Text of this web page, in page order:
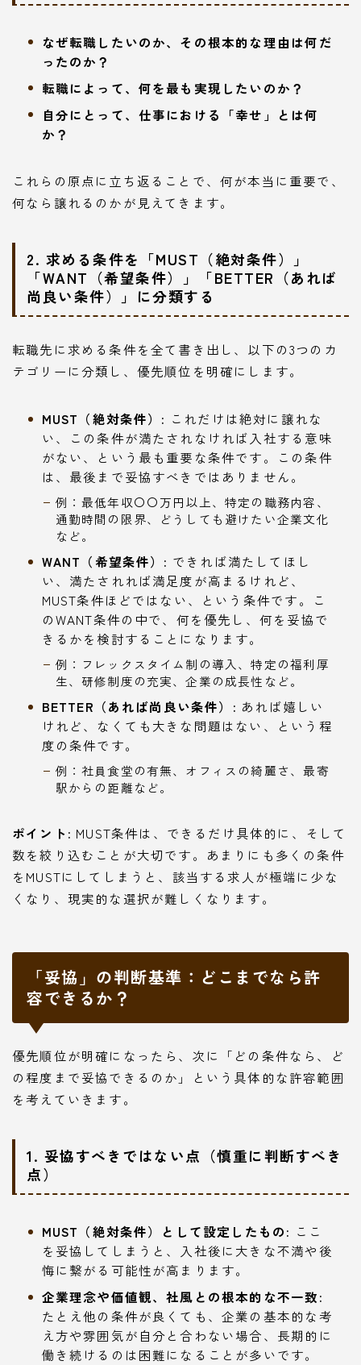
なぜ転職したいのか、その根本的な理由は何だ
ったのか？
転職によって、何を最も実現したいのか？
自分にとって、仕事における「幸せ」とは何
か？
これらの原点に立ち返ることで、何が本当に重要で、
何なら譲れるのかが見えてきます。
2. 求める条件を「MUST（絶対条件）」
「WANT（希望条件）」「BETTER（あれば
尚良い条件）」に分類する
転職先に求める条件を全て書き出し、以下の3つのカ
テゴリーに分類し、優先順位を明確にします。
MUST（絶対条件）: これだけは絶対に譲れな
い、この条件が満たされなければ入社する意味
がない、という最も重要な条件です。この条件
は、最後まで妥協すべきではありません。
例：最低年収〇〇万円以上、特定の職務内容、
通勤時間の限界、どうしても避けたい企業文化
など。
WANT（希望条件）: できれば満たしてほし
い、満たされれば満足度が高まるけれど、
MUST条件ほどではない、という条件です。こ
のWANT条件の中で、何を優先し、何を妥協で
きるかを検討することになります。
例：フレックスタイム制の導入、特定の福利厚
生、研修制度の充実、企業の成長性など。
BETTER（あれば尚良い条件）: あれば嬉しい
けれど、なくても大きな問題はない、という程
度の条件です。
例：社員食堂の有無、オフィスの綺麗さ、最寄
駅からの距離など。
ポイント: MUST条件は、できるだけ具体的に、そして
数を絞り込むことが大切です。あまりにも多くの条件
をMUSTにしてしまうと、該当する求人が極端に少な
くなり、現実的な選択が難しくなります。
「妥協」の判断基準：どこまでなら許
容できるか？
優先順位が明確になったら、次に「どの条件なら、ど
の程度まで妥協できるのか」という具体的な許容範囲
を考えていきます。
1. 妥協すべきではない点（慎重に判断すべき
点）
MUST（絶対条件）として設定したもの: ここ
を妥協してしまうと、入社後に大きな不満や後
悔に繋がる可能性が高まります。
企業理念や価値観、社風との根本的な不一致:
たとえ他の条件が良くても、企業の基本的な考
え方や雰囲気が自分と合わない場合、長期的に
働き続けるのは困難になることが多いです。